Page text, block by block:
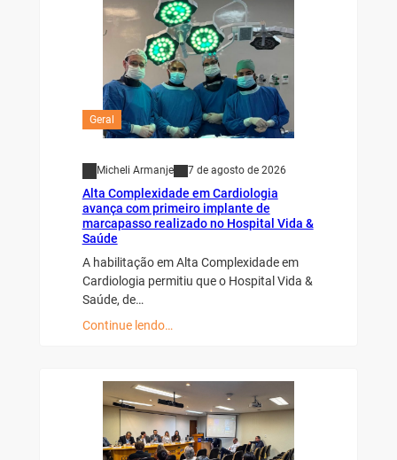
Geral
Micheli Armanje 7 de agosto de 2026
Alta Complexidade em Cardiologia
avança com primeiro implante de
marcapasso realizado no Hospital Vida &
Saúde
A habilitação em Alta Complexidade em
Cardiologia permitiu que o Hospital Vida &
Saúde, de…
Continue lendo…